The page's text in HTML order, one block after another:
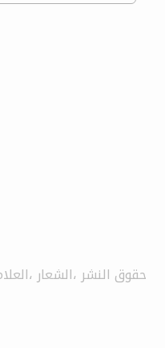
حقوق النشر ،الشعار